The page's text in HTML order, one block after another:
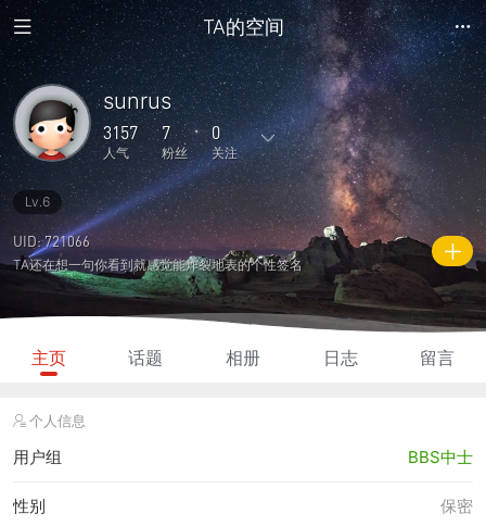
TA的空间
sunrus
3157
人气
7
粉丝
0
关注
148
主题
17
回复
0
日志
0
相册
0
好友
7 0
关注
0
说说
3157
人气
2975
积分
Lv.6
UID: 721066
TA还在想一句你看到就感觉能炸裂地表的个性签名
主页 话题 相册 日志 留言
个人信息
用户组 BBS中士
保密
性别